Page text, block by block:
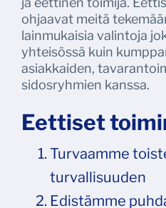
ohjaavat meitä
lainmukaisia valintoja
yhteisössä kuin
asiakkaiden,
sidosryhmien kanssa.
Eettiset
Turvaamme
turvallisuuden
Edistämme